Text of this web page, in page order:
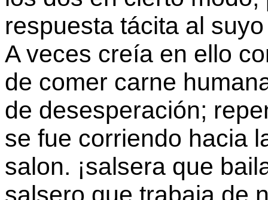
respuesta tácita al
A veces creía en ello
de comer carne
de desesperación;
se fue corriendo hacia
salon. ¡salsera que
salsero que trabaja de